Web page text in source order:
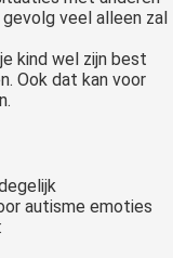
veel alleen zal
kind wel zijn best
Ook dat kan voor
autisme emoties